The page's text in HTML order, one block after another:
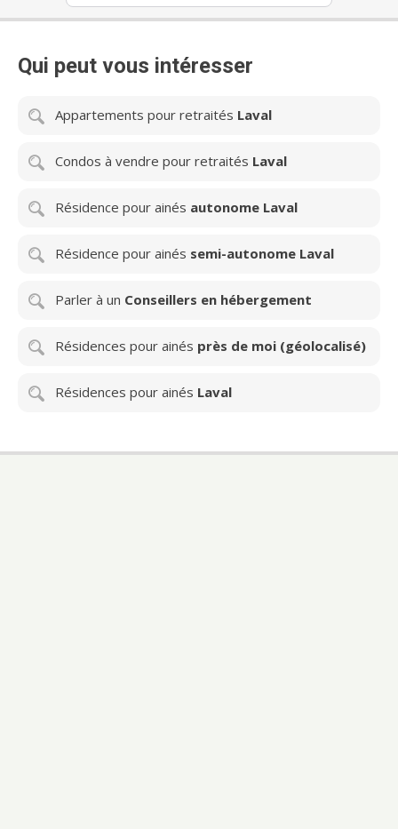
Qui peut vous intéresser
Appartements pour retraités Laval
Condos à vendre pour retraités Laval
Résidence pour ainés autonome Laval
Résidence pour ainés semi-autonome Laval
Parler à un Conseillers en hébergement
Résidences pour ainés près de moi (géolocalisé)
Résidences pour ainés Laval